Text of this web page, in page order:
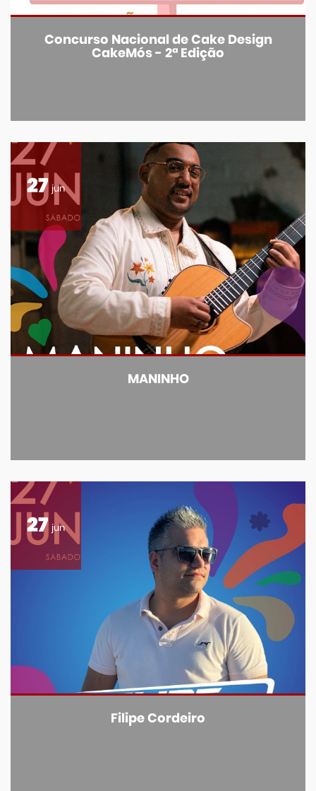
Concurso Nacional de Cake Design
CakeMós - 2ª Edição
27 jun
MANINHO
27 jun
Filipe Cordeiro